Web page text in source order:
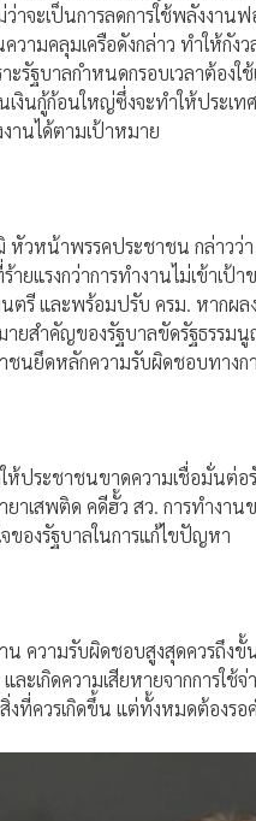
าจะเป็นการลดการใช้พลังงา
วามคลุมเครือดังกล่าว ทำให้กั
ะรัฐบาลกำหนดกรอบเวลาต้องใ
งินกู้ก้อนใหญ่ซึ่งจะทำให้ประเ
านได้ตามเป้าหมาย
หน้าพรรคประชาชน กล่าวว่า
ยแรงกว่าการทำงานไม่เข้าเ
ตรี และพร้อมปรับ ครม. หากผ
ยสำคัญของรัฐบาลขัดรัฐธรรม
ชนยึดหลักความรับผิดชอบทาง
ระชาชนขาดความเชื่อมั่นต่อรั
เสพติด คดีฮั้ว สว. การทำงาน
ของรัฐบาลในการแก้ไขปัญหา
น ความรับผิดชอบสูงสุดควรถึ
ะเกิดความเสียหายจากการใช้
งที่ควรเกิดขึ้น แต่ทั้งหมดต้องร